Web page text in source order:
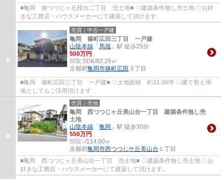
■亀岡 南つつじヶ丘桜台二丁目 売土地■ ◇建築条件無し売土地 ◇お好
きな工務店・ハウスメーカーにて建築して頂けます。
売買｜中古一戸建
亀岡 篠町広田三丁目 一戸建
山陰本線 「馬堀 」駅 徒歩25分
500万円
間取:5DK/82.26㎡
京都府亀岡市篠町広田 ３丁目
■亀岡 篠町広田三丁目 一戸建■ ◇土地面積 約31.36坪 ◇建て替え用
地としてもご活用頂けます
売買｜売地
亀岡 西つつじヶ丘美山台一丁目 建築条件無し売
土地
山陰本線 「亀岡 」駅 徒歩30分
550万円
間取:-/114.00㎡
京都府亀岡市西つつじケ丘美山台 １丁目
■亀岡 西つつじヶ丘美山台一丁目 売土地■ ◇建築条件無し売土地 ◇お
好きな工務店・ハウスメーカーにて建築して頂けます。